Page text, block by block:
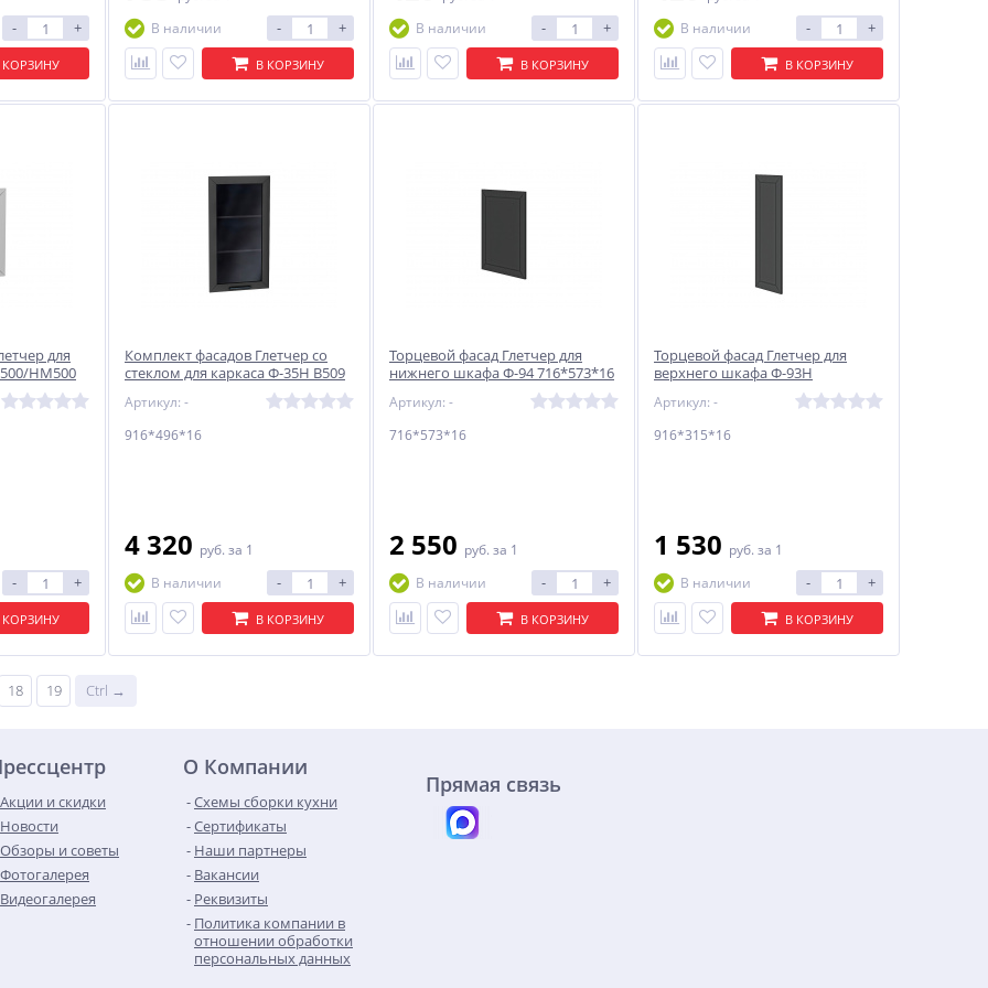
ФГ Флэт 70.40 712*396*16
Light Grey In 2S
ФЯ Флэт 15.60 156*596*16
Light Grey In 2S
- +
КОРЗИНУ
В наличии
- +
В КОРЗИНУ
В наличии
- +
В КОРЗИНУ
В наличии
- +
В КОРЗИНУ
для
НМ500
Силк
- +
КОРЗИНУ
Комплект фасадов Глетчер со
стеклом для каркаса Ф-35Н В509
916*496*16 Маренго Силк
Артикул: -
916*496*16
4 320 руб. за 1
В наличии
- +
В КОРЗИНУ
Торцевой фасад Глетчер для
нижнего шкафа Ф-94 716*573*16
Артикул: -
716*573*16
2 550 руб. за 1
В наличии
- +
В КОРЗИНУ
Торцевой фасад Глетчер для
верхнего шкафа Ф-93Н
916*315*16 Маренго Силк
Артикул: -
916*315*16
1 530 руб. за 1
В наличии
- +
В КОРЗИНУ
18 19 Ctrl →
Акции и скидки
Новости
Обзоры и советы
Фотогалерея
Видеогалерея
О Компании
Схемы сборки кухни
Сертификаты
Наши партнеры
Вакансии
Реквизиты
Политика компании в
отношении обработки
персональных данных
Прямая связь